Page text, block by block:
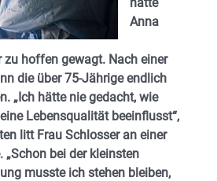
Anna
hoffen gewagt. Nach einer
die über 75-Jährige endlich
„Ich hätte nie gedacht, wie
Lebensqualität beeinflusst“,
litt Frau Schlosser an einer
„Schon bei der kleinsten
musste ich stehen bleiben,